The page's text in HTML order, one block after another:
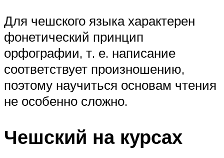
Для чешского языка характерен
фонетический принцип
орфографии, т. е. написание
соответствует произношению,
поэтому научиться основам чтения
не особенно сложно.
Чешский на курсах